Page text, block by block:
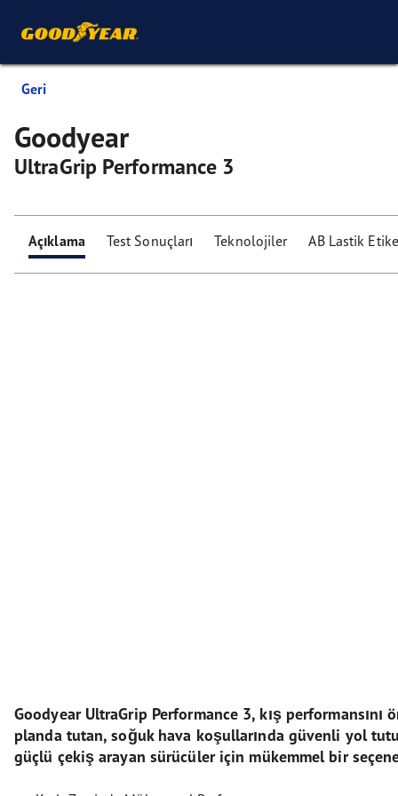
Geri
Goodyear
UltraGrip Performance 3
Açıklama Test Sonuçları Teknolojiler AB Lastik
Goodyear UltraGrip Performance 3, kış performansını
planda tutan, soğuk hava koşullarında güvenli yol
güçlü çekiş arayan sürücüler için mükemmel bir